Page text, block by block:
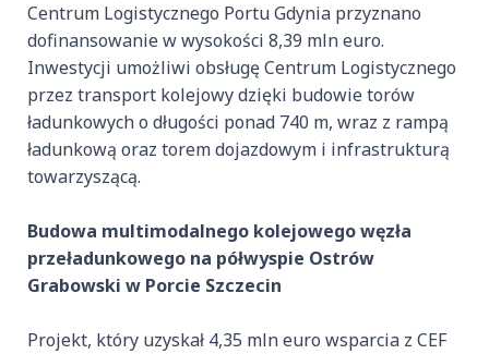
Centrum Logistycznego Portu Gdynia przyznano
dofinansowanie w wysokości 8,39 mln euro.
Inwestycji umożliwi obsługę Centrum Logistycznego
przez transport kolejowy dzięki budowie torów
ładunkowych o długości ponad 740 m, wraz z rampą
ładunkową oraz torem dojazdowym i infrastrukturą
towarzyszącą.
Budowa multimodalnego kolejowego węzła
przeładunkowego na półwyspie Ostrów
Grabowski w Porcie Szczecin
Projekt, który uzyskał 4,35 mln euro wsparcia z CEF